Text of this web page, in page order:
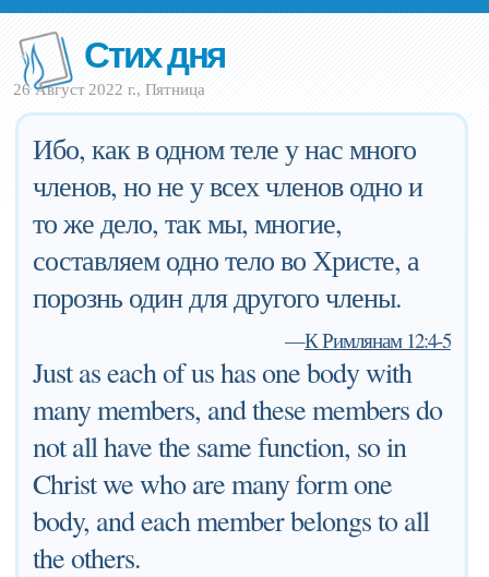
Стих дня
26 Август 2022 г., Пятница
Ибо, как в одном теле у нас много
членов, но не у всех членов одно и
то же дело, так мы, многие,
составляем одно тело во Христе, а
порознь один для другого члены.
—К Римлянам 12:4-5
Just as each of us has one body with
many members, and these members do
not all have the same function, so in
Christ we who are many form one
body, and each member belongs to all
the others.